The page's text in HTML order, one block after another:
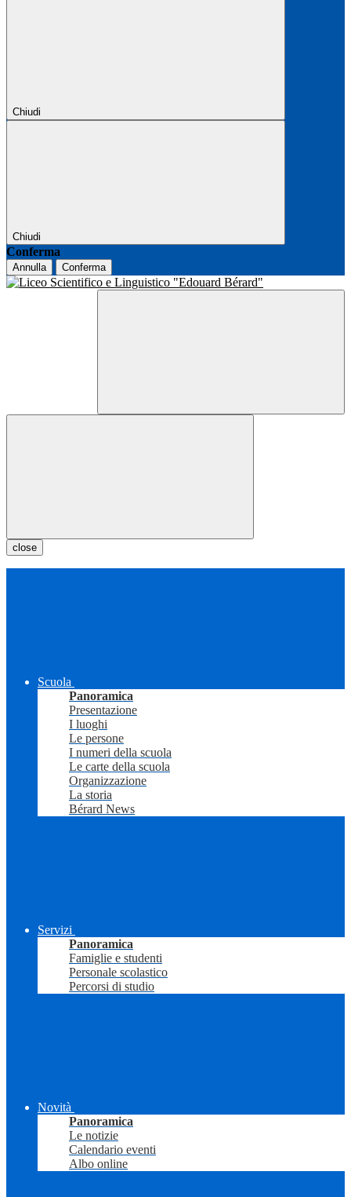
Chiudi
Chiudi
Conferma
Annulla Conferma
close
Scuola
Panoramica
Presentazione
I luoghi
Le persone
I numeri della scuola
Le carte della scuola
Organizzazione
La storia
Bérard News
Servizi
Panoramica
Famiglie e studenti
Personale scolastico
Percorsi di studio
Novità
Panoramica
Le notizie
Calendario eventi
Albo online